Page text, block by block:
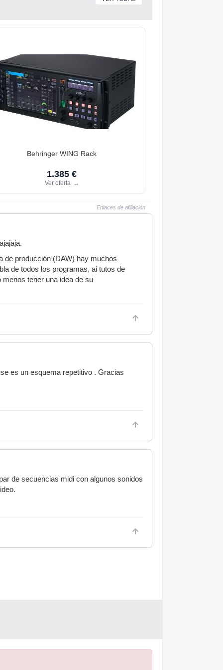
Behringer WING Rack
1.385 €
Ver oferta →
Enlaces de afiliación
de producción (DAW) hay muchos
de todos los programas, ai tutos de
tener una idea de su
es un esquema repetitivo . Gracias
de secuencias midi con algunos sonidos